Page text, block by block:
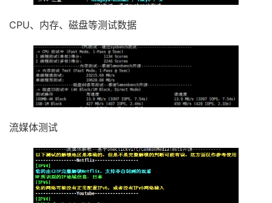
CPU、内存、磁盘等测试数据
流媒体测试